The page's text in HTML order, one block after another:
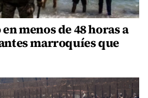
menos de 48 horas a
marroquíes que